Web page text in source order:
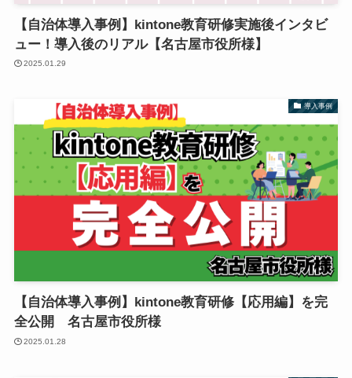
【自治体導入事例】kintone教育研修実施後インタビ
ュー！導入後のリアル【名古屋市役所様】
2025.01.29
導入事例
【自治体導入事例】kintone教育研修【応用編】を完
全公開 名古屋市役所様
2025.01.28